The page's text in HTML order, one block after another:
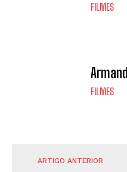
FILMES
Armand
FILMES
ARTIGO ANTERIOR